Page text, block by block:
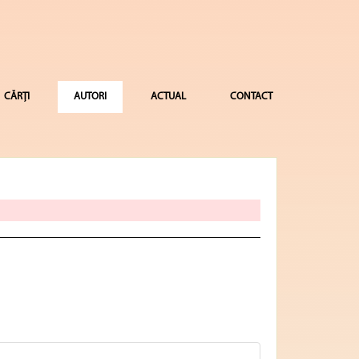
CĂRȚI AUTORI ACTUAL CONTACT